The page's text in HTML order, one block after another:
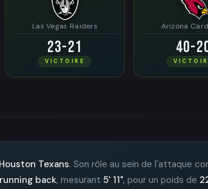
Las Vegas Raiders
23-21
VICTOIRE
Arizona
40-
Houston Texans. Son rôle au sein de l'attaque
running back, mesurant 5' 11", pour un poids de